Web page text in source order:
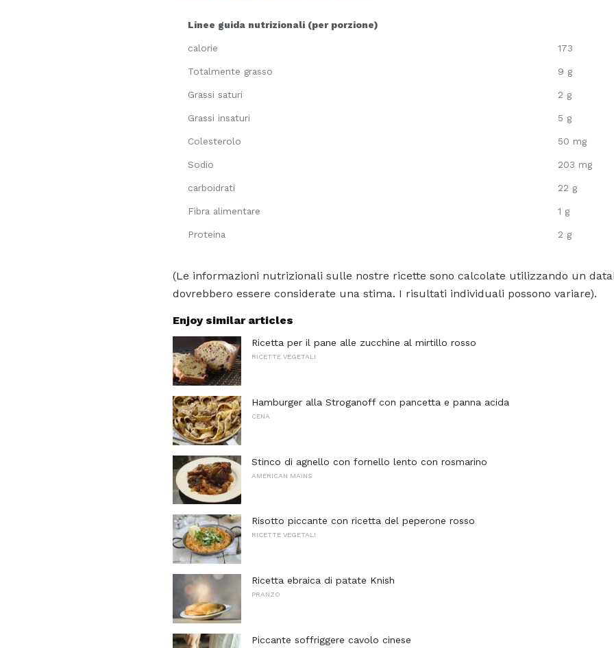
Linee guida nutrizionali (per porzione)
calorie 173
Totalmente grasso 9 g
Grassi saturi 2 g
Grassi insaturi 5 g
Colesterolo 50 mg
Sodio 203 mg
carboidrati 22 g
Fibra alimentare 1 g
Proteina 2 g
(Le informazioni nutrizionali sulle nostre ricette sono calcolate utilizzando un
dovrebbero essere considerate una stima. I risultati individuali possono variare).
Enjoy similar articles
Ricetta per il pane alle zucchine al mirtillo rosso
RICETTE VEGETALI
Hamburger alla Stroganoff con pancetta e panna acida
CENA
Stinco di agnello con fornello lento con rosmarino
AMERICAN MAINS
Risotto piccante con ricetta del peperone rosso
RICETTE VEGETALI
Ricetta ebraica di patate Knish
PRANZO
Piccante soffriggere cavolo cinese